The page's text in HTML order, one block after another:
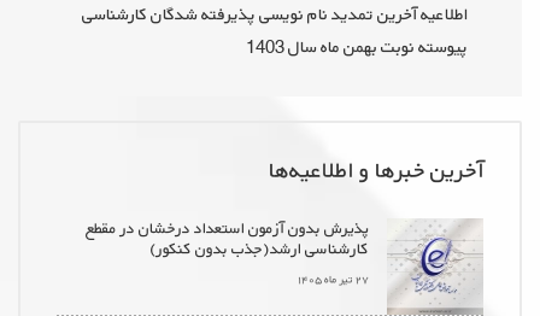
اطلاعیه آخرین تمدید نام نویسی پذیرفته شدگان کارشناسی
پیوسته نوبت بهمن ماه سال 1403
آخرین خبرها و اطلاعیه‌ها
پذیرش بدون آزمون استعداد درخشان در مقطع
کارشناسی ارشد(جذب بدون کنکور)
۲۷ تیر ماه ۱۴۰۵